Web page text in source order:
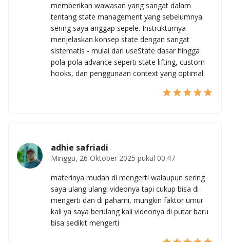
memberikan wawasan yang sangat dalam
tentang state management yang sebelumnya
sering saya anggap sepele. Instrukturnya
menjelaskan konsep state dengan sangat
sistematis - mulai dari useState dasar hingga
pola-pola advance seperti state lifting, custom
hooks, dan penggunaan context yang optimal.
adhie safriadi
Minggu, 26 Oktober 2025 pukul 00.47
materinya mudah di mengerti walaupun sering
saya ulang ulangi videonya tapi cukup bisa di
mengerti dan di pahami, mungkin faktor umur
kali ya saya berulang kali videonya di putar baru
bisa sedikit mengerti